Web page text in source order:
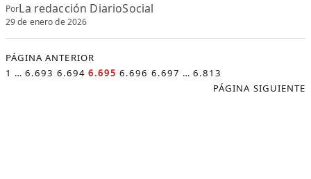
PorLa redacción DiarioSocial
29 de enero de 2026
PÁGINA ANTERIOR
1 … 6.693 6.694 6.695 6.696 6.697 … 6.813
PÁGINA SIGUIENTE